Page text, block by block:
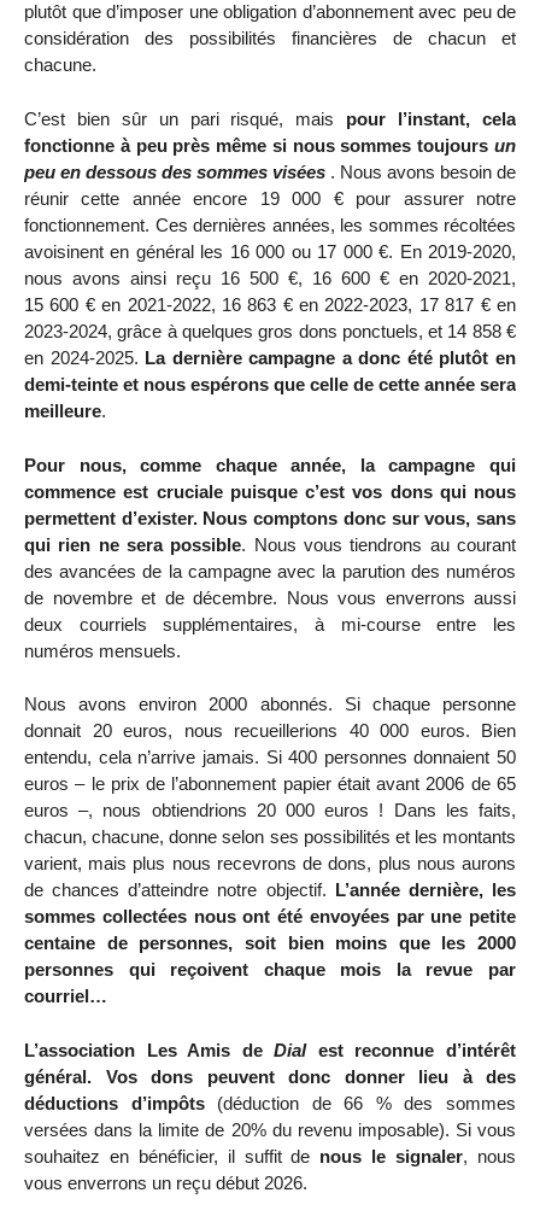
plutôt que d’imposer une obligation d’abonnement avec peu de
considération des possibilités financières de chacun et
chacune.
C’est bien sûr un pari risqué, mais pour l’instant, cela
fonctionne à peu près même si nous sommes toujours un
peu en dessous des sommes visées . Nous avons besoin de
réunir cette année encore 19 000 € pour assurer notre
fonctionnement. Ces dernières années, les sommes récoltées
avoisinent en général les 16 000 ou 17 000 €. En 2019-2020,
nous avons ainsi reçu 16 500 €, 16 600 € en 2020-2021,
15 600 € en 2021-2022, 16 863 € en 2022-2023, 17 817 € en
2023-2024, grâce à quelques gros dons ponctuels, et 14 858 €
en 2024-2025. La dernière campagne a donc été plutôt en
demi-teinte et nous espérons que celle de cette année sera
meilleure.
Pour nous, comme chaque année, la campagne qui
commence est cruciale puisque c’est vos dons qui nous
permettent d’exister. Nous comptons donc sur vous, sans
qui rien ne sera possible. Nous vous tiendrons au courant
des avancées de la campagne avec la parution des numéros
de novembre et de décembre. Nous vous enverrons aussi
deux courriels supplémentaires, à mi-course entre les
numéros mensuels.
Nous avons environ 2000 abonnés. Si chaque personne
donnait 20 euros, nous recueillerions 40 000 euros. Bien
entendu, cela n’arrive jamais. Si 400 personnes donnaient 50
euros – le prix de l’abonnement papier était avant 2006 de 65
euros –, nous obtiendrions 20 000 euros ! Dans les faits,
chacun, chacune, donne selon ses possibilités et les montants
varient, mais plus nous recevrons de dons, plus nous aurons
de chances d’atteindre notre objectif. L’année dernière, les
sommes collectées nous ont été envoyées par une petite
centaine de personnes, soit bien moins que les 2000
personnes qui reçoivent chaque mois la revue par
courriel…
L’association Les Amis deDialest reconnue d’intérêt
général. Vos dons peuvent donc donner lieu à des
déductions d’impôts(déduction de 66 % des sommes
versées dans la limite de 20% du revenu imposable). Si vous
souhaitez en bénéficier, il suffit de nous le signaler, nous
vous enverrons un reçu début 2026.